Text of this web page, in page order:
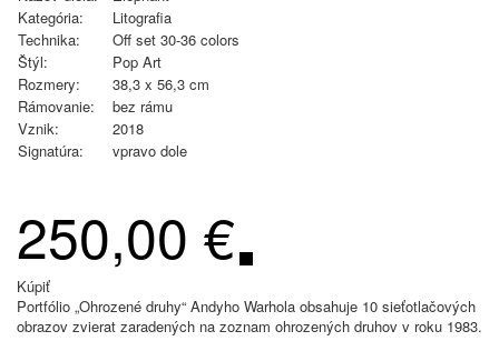
Kategória:
Litografia
Technika:
Off set 30-36 colors
Štýl:
Pop Art
Rozmery:
38,3 x 56,3 cm
Rámovanie:
bez rámu
Vznik:
2018
Signatúra:
vpravo dole
250,00 €
Kúpiť
Portfólio „Ohrozené druhy“ Andyho Warhola obsahuje 10 sieťotlačových
obrazov zvierat zaradených na zoznam ohrozených druhov v roku 1983.